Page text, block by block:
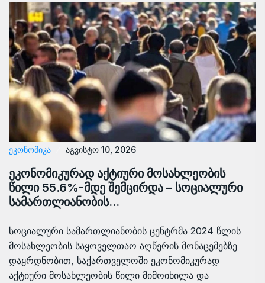
ᲔᲙᲝᲜᲝᲛᲘᲙᲐ აგვისტო 10, 2026
ეკონომიკურად აქტიური მოსახლეობის
წილი 55.6%-მდე შემცირდა – სოციალური
სამართლიანობის…
სოციალური სამართლიანობის ცენტრმა 2024 წლის
მოსახლეობის საყოველთაო აღწერის მონაცემებზე
დაყრდნობით, საქართველოში ეკონომიკურად
აქტიური მოსახლეობის წილი მიმოიხილა და